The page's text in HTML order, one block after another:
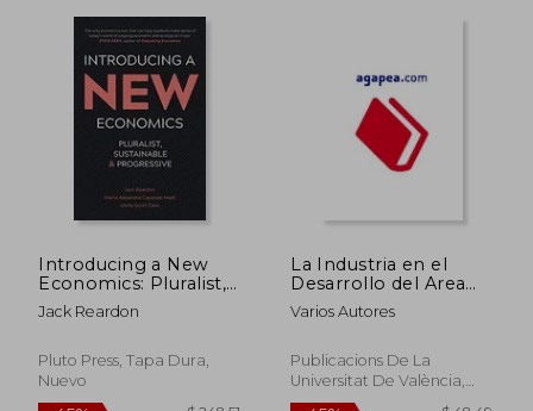
Introducing a New
Economics: Pluralist,
Sustainable and
Progressive
Jack Reardon
Pluto Press, Tapa Dura,
Nuevo
La Industria en el
Desarrollo del Area
Metropolitana de
Valencia
Varios Autores
Publicacions De La
Universitat De València,
Tapa Blanda,